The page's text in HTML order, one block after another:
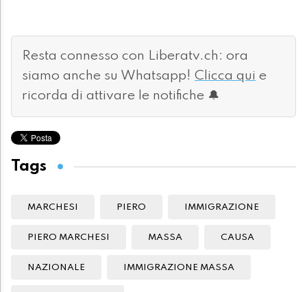
Resta connesso con Liberatv.ch: ora
siamo anche su Whatsapp! Clicca qui e
ricorda di attivare le notifiche 🔔
Tags
MARCHESI PIERO IMMIGRAZIONE
PIERO MARCHESI MASSA CAUSA
NAZIONALE IMMIGRAZIONE MASSA